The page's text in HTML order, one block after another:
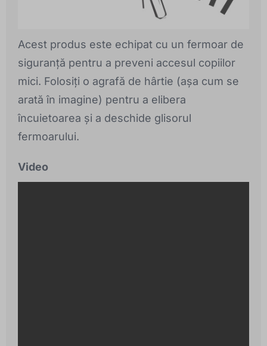
Acest produs este echipat cu un fermoar de
siguranță pentru a preveni accesul copiilor
mici. Folosiți o agrafă de hârtie (așa cum se
arată în imagine) pentru a elibera
încuietoarea și a deschide glisorul
fermoarului.
Video